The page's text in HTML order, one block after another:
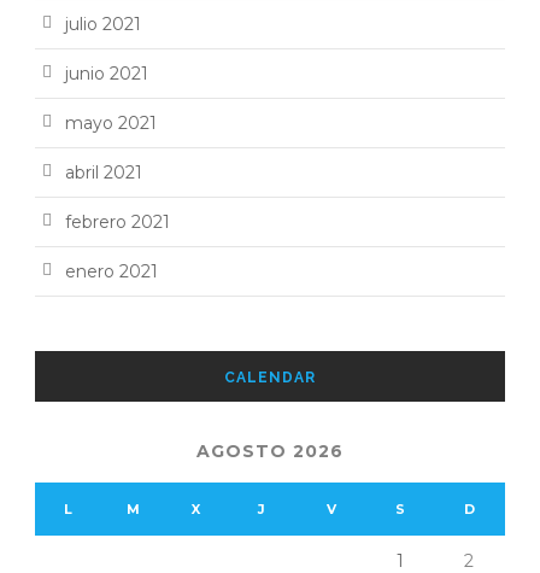
julio 2021
junio 2021
mayo 2021
abril 2021
febrero 2021
enero 2021
CALENDAR
AGOSTO 2026
L M X J V S D
1 2